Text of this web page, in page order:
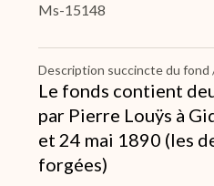
Ms-15148
Description succincte du
Le fonds contient
par Pierre Louÿs à
et 24 mai 1890 (les
forgées)